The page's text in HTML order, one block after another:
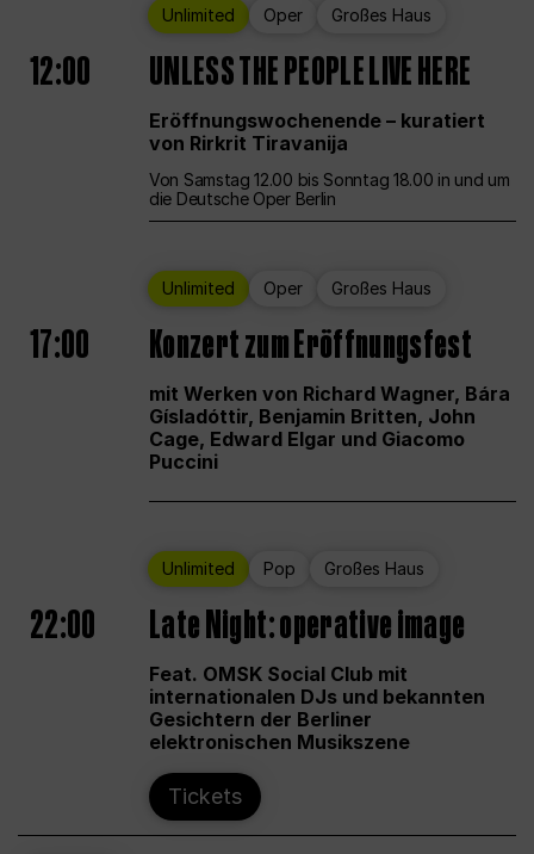
Unlimited Oper Großes Haus
12:00 UNLESS THE PEOPLE LIVE HERE
Eröffnungswochenende – kuratiert
von Rirkrit Tiravanija
Von Samstag 12.00 bis Sonntag 18.00 in und um
die Deutsche Oper Berlin
Unlimited Oper Großes Haus
17:00 Konzert zum Eröffnungsfest
mit Werken von Richard Wagner, Bára
Gísladóttir, Benjamin Britten, John
Cage, Edward Elgar und Giacomo
Puccini
Unlimited Pop Großes Haus
22:00 Late Night: operative image
Feat. OMSK Social Club mit
internationalen DJs und bekannten
Gesichtern der Berliner
elektronischen Musikszene
Tickets